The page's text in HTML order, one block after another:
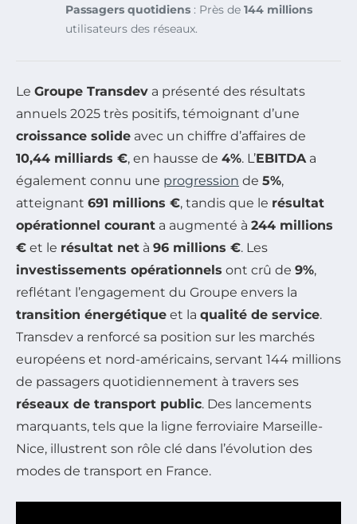
Passagers quotidiens : Près de 144 millions
utilisateurs des réseaux.
Le Groupe Transdev a présenté des résultats
annuels 2025 très positifs, témoignant d’une
croissance solide avec un chiffre d’affaires de
10,44 milliards €, en hausse de 4%. L’EBITDAa
également connu une progression de 5%,
atteignant 691 millions €, tandis que le résultat
opérationnel courant a augmenté à 244 millions
€ et le résultat net à 96 millions €. Les
investissements opérationnels ont crû de 9%,
reflétant l’engagement du Groupe envers la
transition énergétique et la qualité de service.
Transdev a renforcé sa position sur les marchés
européens et nord-américains, servant 144 millions
de passagers quotidiennement à travers ses
réseaux de transport public. Des lancements
marquants, tels que la ligne ferroviaire Marseille-
Nice, illustrent son rôle clé dans l’évolution des
modes de transport en France.